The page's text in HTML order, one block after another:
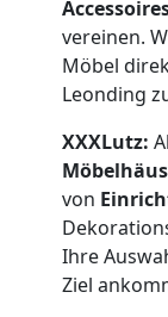
vereinen.
Möbel
Leonding
XXXLutz:
von
Ihre
Ziel